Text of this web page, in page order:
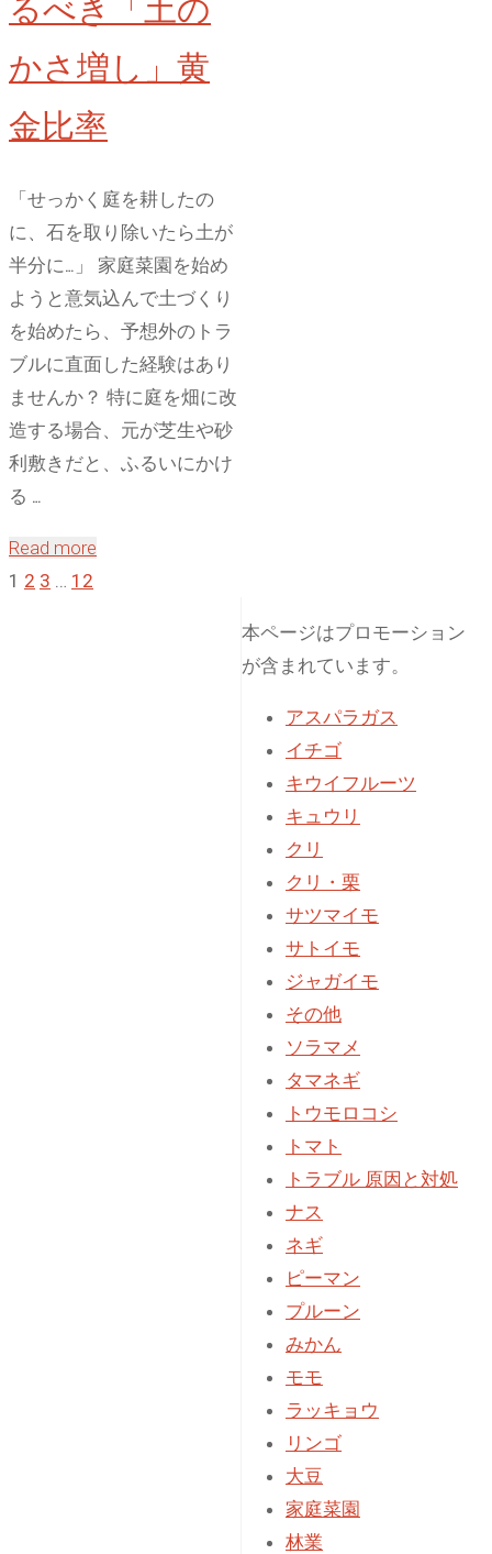
問
題
を
解
太
い
ア
ス
ラ
ガ
ス
が
で
るべき「土の
かさ増し」黄
金比率
「せっかく庭を耕したの
に、石を取り除いたら土が
半分に…」 家庭菜園を始め
ようと意気込んで土づくり
を始めたら、予想外のトラ
ブルに直面した経験はあり
ませんか？ 特に庭を畑に改
造する場合、元が芝生や砂
利敷きだと、ふるいにかけ
る …
Read more
投
1 2 3 12
本ページはプロモーション
が含まれています。
アスパラガス
イチゴ
キウイフルーツ
キュウリ
クリ
クリ・栗
サツマイモ
サトイモ
ジャガイモ
その他
ソラマメ
タマネギ
トウモロコシ
トマト
トラブル 原因と対処
ナス
ネギ
ピーマン
プルーン
みかん
モモ
ラッキョウ
リンゴ
大豆
家庭菜園
林業